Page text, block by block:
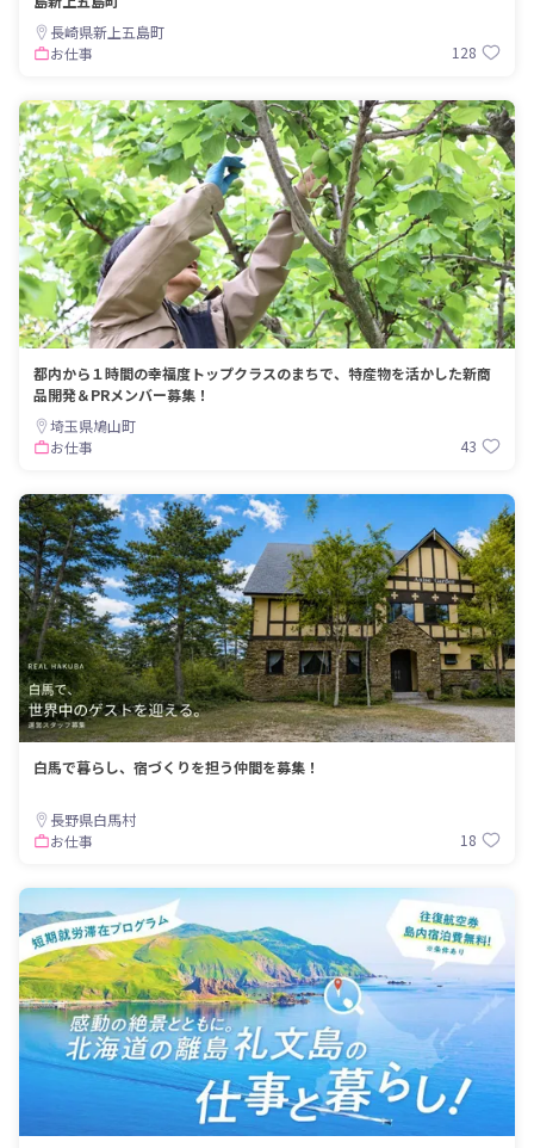
長崎県新上五島町
お仕事
128
都内から１時間の幸福度トップクラスのまちで、特産物を活かした新商
品開発＆PRメンバー募集！
埼玉県鳩山町
お仕事
43
白馬で暮らし、宿づくりを担う仲間を募集！
長野県白馬村
お仕事
18